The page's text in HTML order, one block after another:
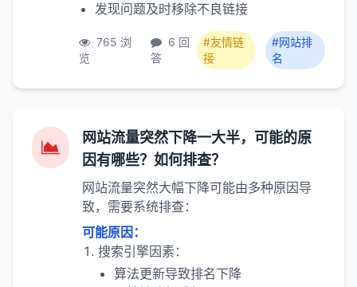
发现问题及时移除不良链接
765 浏
览
6 回
答
#友情链
接
#网站排
名
网站流量突然下降一大半，可能的原
因有哪些？如何排查？
网站流量突然大幅下降可能由多种原因导
致，需要系统排查：
可能原因：
搜索引擎因素：
算法更新导致排名下降